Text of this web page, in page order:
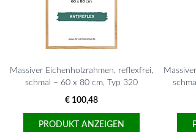
Massiver Eichenholzrahmen, reflexfrei,
schmal – 60 x 80 cm, Typ 320
€ 100,48
PRODUKT ANZEIGEN